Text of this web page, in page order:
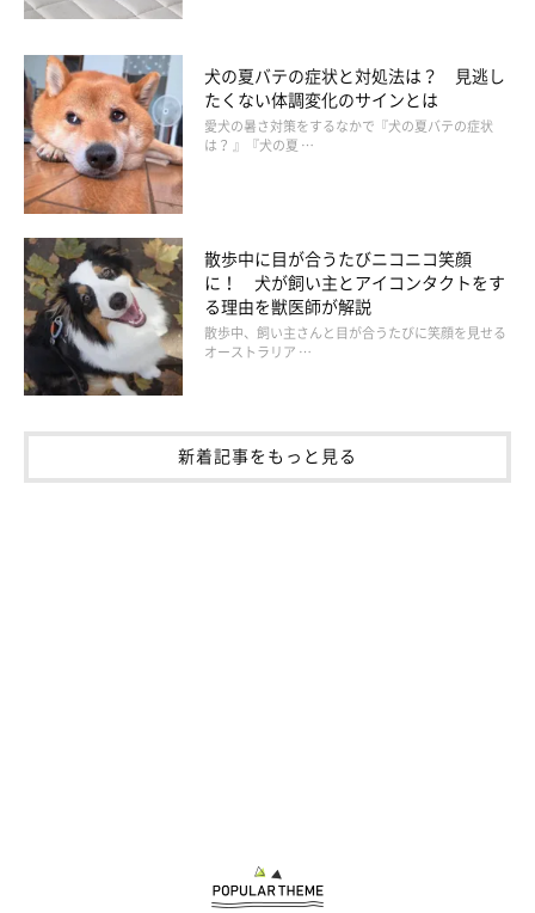
続いては、『ペット用お散歩ライト』をご紹介！ こちらは、夜
の散歩のときに愛犬の首輪やハーネスなどにつけて使用するもの
犬の夏バテの症状と対処法は？ 見逃し
たくない体調変化のサインとは
愛犬の暑さ対策をするなかで『犬の夏バテの症状
は？ 』『犬の夏 …
散歩中に目が合うたびニコニコ笑顔
に！ 犬が飼い主とアイコンタクトをす
る理由を獣医師が解説
散歩中、飼い主さんと目が合うたびに笑顔を見せる
オーストラリア …
新着記事をもっと見る